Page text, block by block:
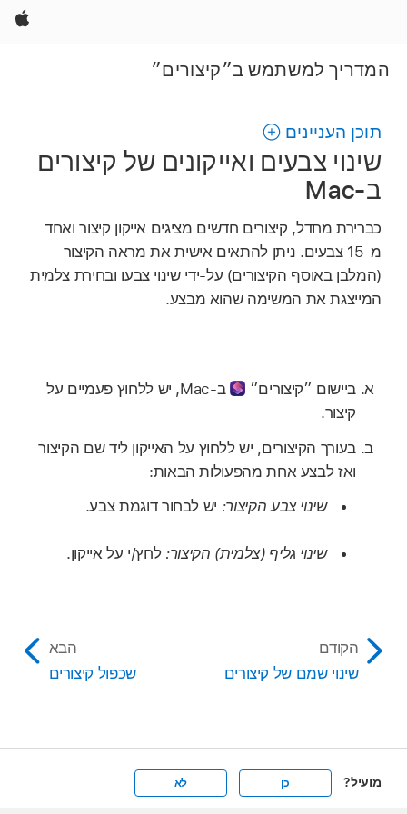
Apple
המדריך למשתמש ב״קיצורים״
תוכן העניינים
שינוי צבעים ואייקונים של קיצורים
ב-Mac
כברירת מחדל, קיצורים חדשים מציגים אייקון קיצור ואחד
מ-15 צבעים. ניתן להתאים אישית את מראה הקיצור
(המלבן באוסף הקיצורים) על-ידי שינוי צבעו ובחירת צלמית
המייצגת את המשימה שהוא מבצע.
ביישום ״קיצורים״
ב-Mac, יש ללחוץ פעמיים על
קיצור.
בעורך הקיצורים, יש ללחוץ על האייקון ליד שם הקיצור
ואז לבצע אחת מהפעולות הבאות:
שינוי צבע הקיצור: יש לבחור דוגמת צבע.
שינוי גליף (צלמית) הקיצור: לחץ/י על אייקון.
הקודם
שינוי שמם של קיצורים
הבא
שכפול קיצורים
מועיל? כן לא